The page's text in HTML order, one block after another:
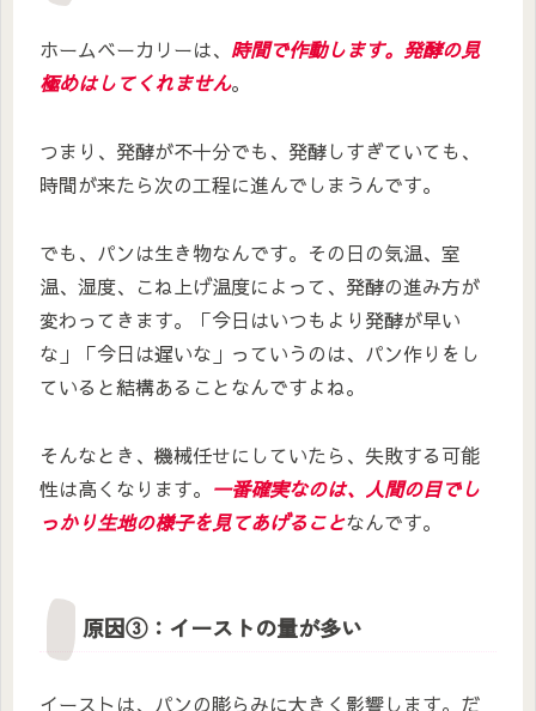
ホームベーカリーは、 時間で作動します。発酵の見
極めはしてくれません。
つまり、発酵が不十分でも、発酵しすぎていても、
時間が来たら次の工程に進んでしまうんです。
でも、パンは生き物なんです。その日の気温、室
温、湿度、こね上げ温度によって、発酵の進み方が
変わってきます。「今日はいつもより発酵が早い
な」「今日は遅いな」っていうのは、パン作りをし
ていると結構あることなんですよね。
そんなとき、機械任せにしていたら、失敗する可能
性は高くなります。 一番確実なのは、人間の目でし
っかり生地の様子を見てあげることなんです。
原因③：イーストの量が多い
イーストは、パンの膨らみに大きく影響します。だ